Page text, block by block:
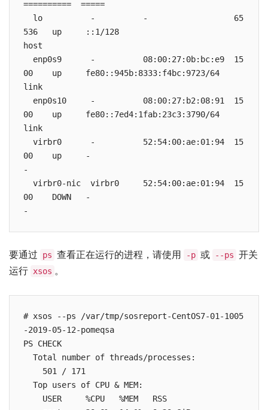
==========  =====
536   up     ::1/128
host
00    up     fe80::945b:8333:f4bc:9723/64
link
00    up     fe80::7ed4:1fab:23c3:3790/64
link
  virbr0      -          52:54:00:ae:01:94  15
00    up     -
-
  virbr0-nic  virbr0     52:54:00:ae:01:94  15
00    DOWN   -
-
要通过 ps 查看正在运行的进程，请使用 -p 或 --ps 开关
运行 xsos 。
# xsos --ps /var/tmp/sosreport-CentOS7-01-1005
-2019-05-12-pomeqsa
PS CHECK
  Total number of threads/processes:
  Top users of CPU & MEM: